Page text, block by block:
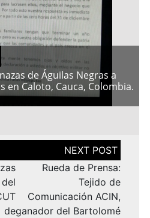
de Águilas Negras a
en Caloto, Cauca, Colombia.
de
Rueda de Prensa:
Tejido de
Comunicación ACIN,
ganador del Bartolomé